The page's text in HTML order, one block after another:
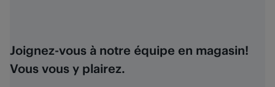
Joignez-vous à notre équipe en magasin!
Vous vous y plairez.